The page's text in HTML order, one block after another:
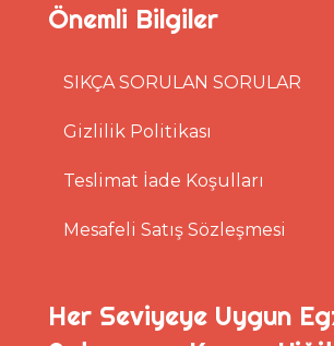
Önemli Bilgiler
SIKÇA SORULAN SORULAR
Gizlilik Politikası
Teslimat İade Koşulları
Mesafeli Satış Sözleşmesi
Her Seviyeye Uygun